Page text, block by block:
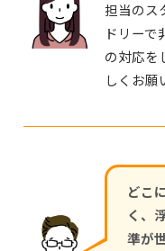
担当のス
ドリー
の対応を
しくお願
どこ
く、
準が